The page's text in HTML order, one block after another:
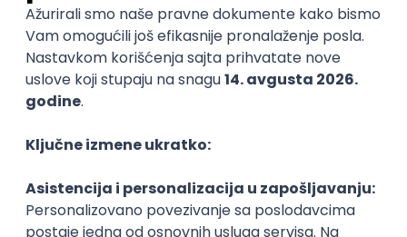
@
POSLOVI NA MAIL
KATEGORIJA
TEHNOLOGIJA
POSLODAVAC
GRAD
SENIORITET
NAČIN RADA